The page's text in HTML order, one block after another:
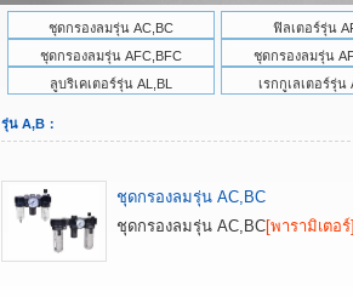
ชุดกรองลมรุ่น AC,BC
ฟิลเตอร์รุ่น
ชุดกรองลมรุ่น AFC,BFC
ชุดกรองลมรุ่น
ลูบริเคเตอร์รุ่น AL,BL
เรกกูเลเตอร์รุ่น
รุ่น A,B：
ชุดกรองลมรุ่น AC,BC
ชุดกรองลมรุ่น AC,BC[พารามิเตอร์]